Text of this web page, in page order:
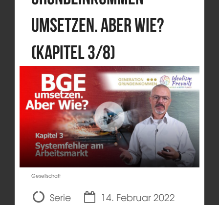
umsetzen. Aber wie?
(Kapitel 3/8)
Gesellschaft
Serie
14. Februar 2022